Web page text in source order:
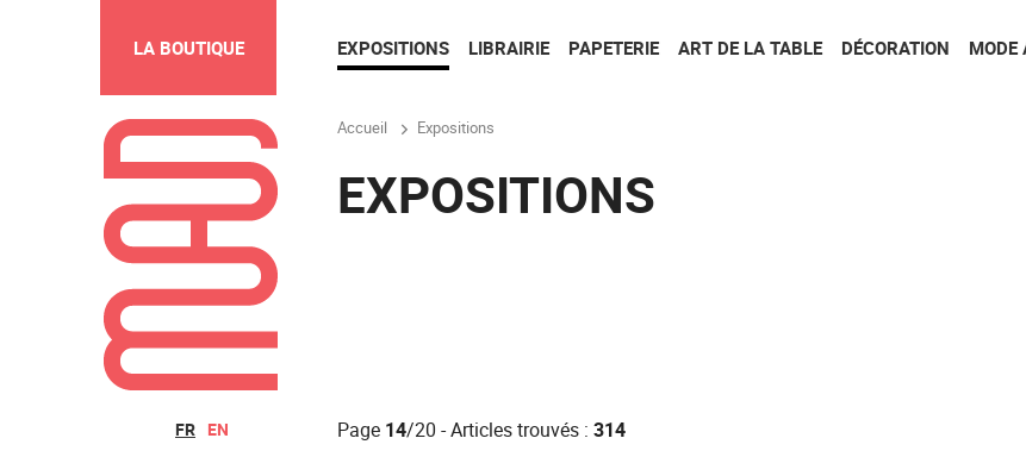
FR EN
LA BOUTIQUE EXPOSITIONS LIBRAIRIE PAPETERIE ART DE LA TABLE DÉCORATION MODE
Accueil Expositions
EXPOSITIONS
Page 14/20 - Articles trouvés :314